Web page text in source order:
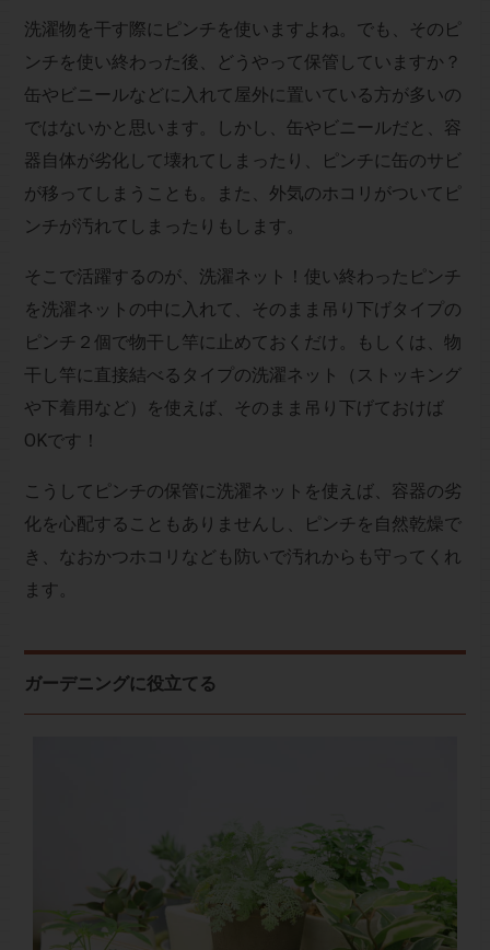
洗濯物を干す際にピンチを使いますよね。でも、そのピ
ンチを使い終わった後、どうやって保管していますか？
缶やビニールなどに入れて屋外に置いている方が多いの
ではないかと思います。しかし、缶やビニールだと、容
器自体が劣化して壊れてしまったり、ピンチに缶のサビ
が移ってしまうことも。また、外気のホコリがついてピ
ンチが汚れてしまったりもします。
そこで活躍するのが、洗濯ネット！使い終わったピンチ
を洗濯ネットの中に入れて、そのまま吊り下げタイプの
ピンチ２個で物干し竿に止めておくだけ。もしくは、物
干し竿に直接結べるタイプの洗濯ネット（ストッキング
や下着用など）を使えば、そのまま吊り下げておけば
OKです！
こうしてピンチの保管に洗濯ネットを使えば、容器の劣
化を心配することもありませんし、ピンチを自然乾燥で
き、なおかつホコリなども防いで汚れからも守ってくれ
ます。
ガーデニングに役立てる